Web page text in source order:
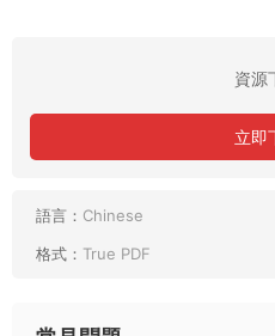
資源
立即
語言： Chinese
格式： True PDF